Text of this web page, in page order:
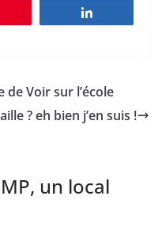
Voir sur l’école
? eh bien j’en suis !
un local